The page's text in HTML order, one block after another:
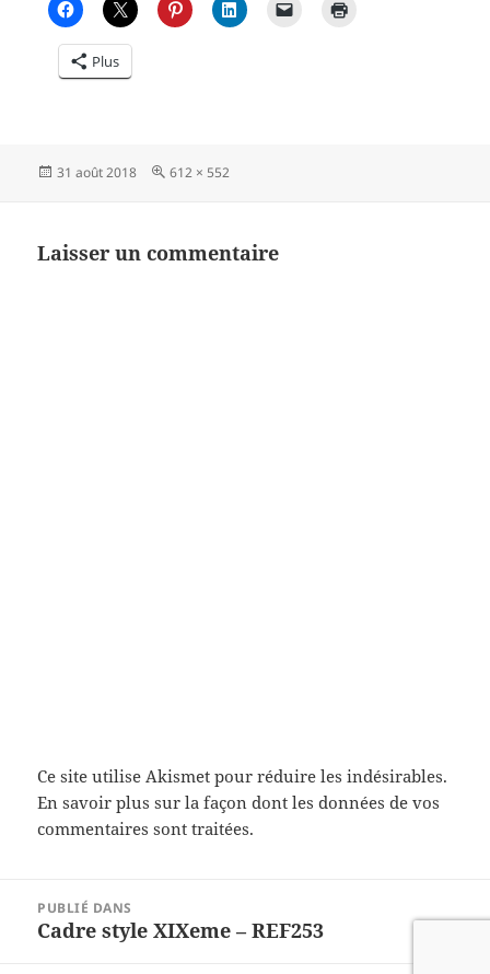
Plus
Publié
31 août 2018
Taille
612 × 552
Laisser un commentaire
Ce site utilise Akismet pour réduire les indésirables.
En savoir plus sur la façon dont les données de vos
commentaires sont traitées.
l’article
PUBLIÉ DANS
Cadre style XIXeme – REF253